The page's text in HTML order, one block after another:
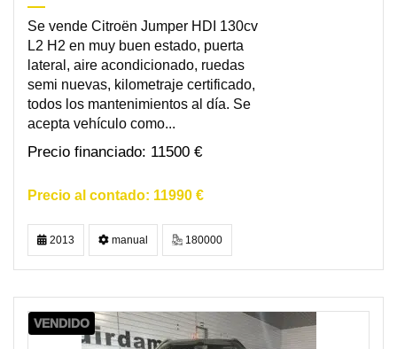
Se vende Citroën Jumper HDI 130cv
L2 H2 en muy buen estado, puerta
lateral, aire acondicionado, ruedas
semi nuevas, kilometraje certificado,
todos los mantenimientos al día. Se
acepta vehículo como...
11500 €
11990 €
2013 manual 180000
VENDIDO